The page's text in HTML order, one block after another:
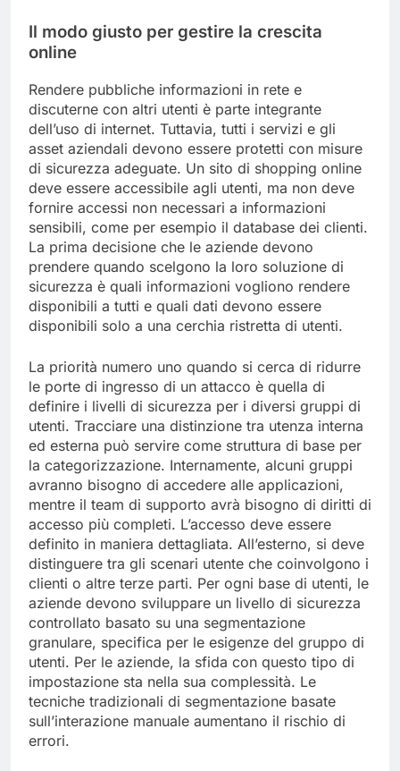
Il modo giusto per gestire la crescita
online
Rendere pubbliche informazioni in rete e
discuterne con altri utenti è parte integrante
dell’uso di internet. Tuttavia, tutti i servizi e gli
asset aziendali devono essere protetti con misure
di sicurezza adeguate. Un sito di shopping online
deve essere accessibile agli utenti, ma non deve
fornire accessi non necessari a informazioni
sensibili, come per esempio il database dei clienti.
La prima decisione che le aziende devono
prendere quando scelgono la loro soluzione di
sicurezza è quali informazioni vogliono rendere
disponibili a tutti e quali dati devono essere
disponibili solo a una cerchia ristretta di utenti.
La priorità numero uno quando si cerca di ridurre
le porte di ingresso di un attacco è quella di
definire i livelli di sicurezza per i diversi gruppi di
utenti. Tracciare una distinzione tra utenza interna
ed esterna può servire come struttura di base per
la categorizzazione. Internamente, alcuni gruppi
avranno bisogno di accedere alle applicazioni,
mentre il team di supporto avrà bisogno di diritti di
accesso più completi. L’accesso deve essere
definito in maniera dettagliata. All’esterno, si deve
distinguere tra gli scenari utente che coinvolgono i
clienti o altre terze parti. Per ogni base di utenti, le
aziende devono sviluppare un livello di sicurezza
controllato basato su una segmentazione
granulare, specifica per le esigenze del gruppo di
utenti. Per le aziende, la sfida con questo tipo di
impostazione sta nella sua complessità. Le
tecniche tradizionali di segmentazione basate
sull’interazione manuale aumentano il rischio di
errori.